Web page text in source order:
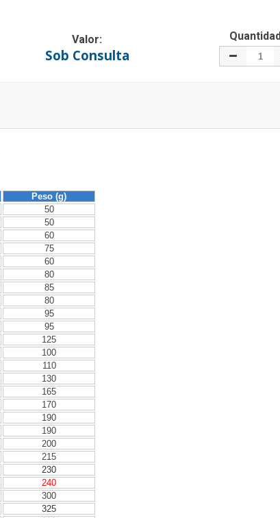
Valor:
Sob Consulta
Peso (g)
50
50
60
75
60
80
85
80
95
95
125
100
110
130
165
170
190
190
200
215
230
240
300
325